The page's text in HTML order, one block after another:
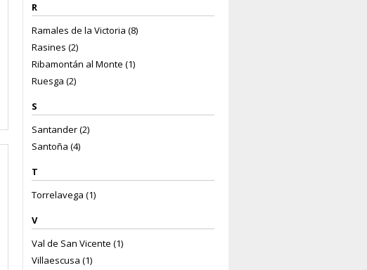
R
Ramales de la Victoria (8)
Rasines (2)
Ribamontán al Monte (1)
Ruesga (2)
S
Santander (2)
Santoña (4)
T
Torrelavega (1)
V
Val de San Vicente (1)
Villaescusa (1)